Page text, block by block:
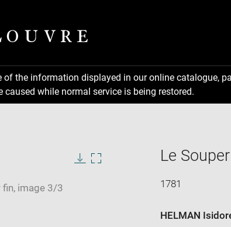
the information displayed in our online catalogue,
while normal service is being restored.
Le
1781
HELMAN